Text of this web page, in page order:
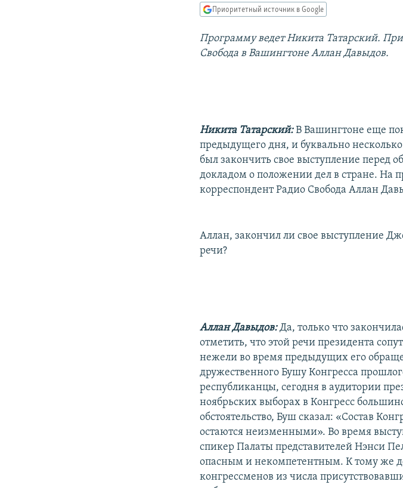
Приоритетный источник в Google
Программу ведет Никита Татарский.
Свобода в Вашингтоне Аллан Давыдов.
Никита Татарский: В Вашингтоне еще
предыдущего дня, и буквально
был закончить свое выступление перед
докладом о положении дел в стране. На
корреспондент Радио Свобода Аллан
Аллан, закончил ли свое выступление
речи?
Аллан Давыдов: Да, только что
отметить, что этой речи президента
нежели во время предыдущих его
дружественного Бушу Конгресса
республиканцы, сегодня в аудитории
ноябрьских выборах в Конгресс
обстоятельство, Буш сказал: «Состав
остаются неизменными». Во время
спикер Палаты представителей Нэнси
опасным и некомпетентным. К тому же
конгрессменов из числа